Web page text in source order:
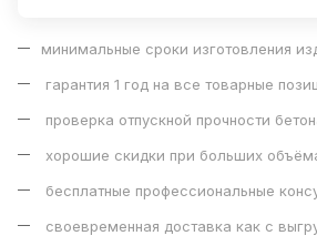
минимальные сроки изготовления
гарантия 1 год на все товарные
проверка отпускной прочности
хорошие скидки при больших
бесплатные профессиональные
своевременная доставка как с